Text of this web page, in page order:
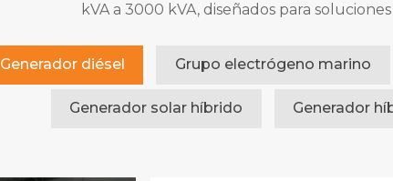
kVA a 3000 kVA, diseñados para
Generador diésel Grupo electrógeno marino
Generador solar híbrido Generador